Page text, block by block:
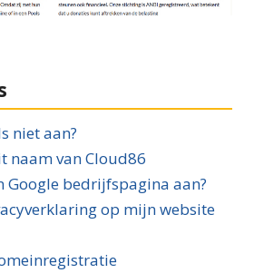
niet aan?
naam van Cloud86
Google bedrijfspagina aan?
op mijn website